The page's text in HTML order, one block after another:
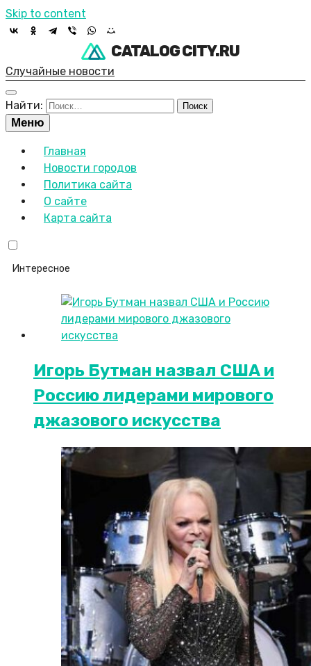
Skip to content
CATALOG CITY.RU
Случайные новости
Найти:
Меню
Главная
Новости городов
Политика сайта
О сайте
Карта сайта
Интересное
Игорь Бутман назвал США и
Россию лидерами мирового
джазового искусства